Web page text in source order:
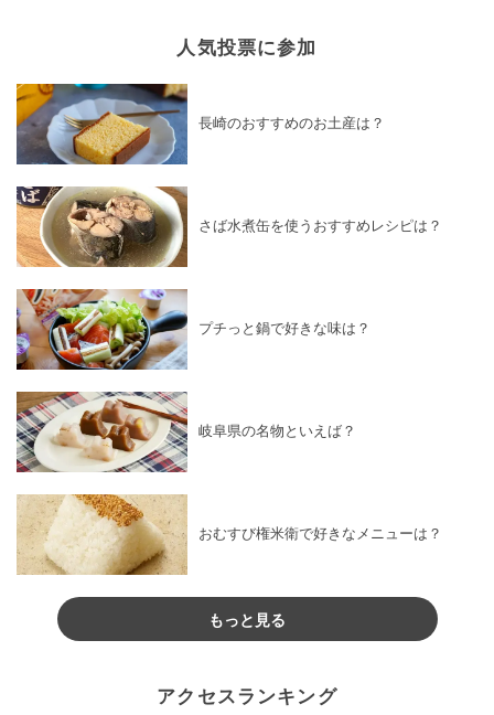
人気投票に参加
長崎のおすすめのお土産は？
さば水煮缶を使うおすすめレシピは？
プチっと鍋で好きな味は？
岐阜県の名物といえば？
おむすび権米衛で好きなメニューは？
もっと見る
アクセスランキング